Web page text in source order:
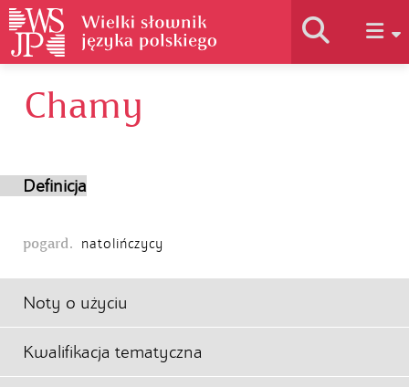
Chamy
Definicja
pogard. natolińczycy
Noty o użyciu
Kwalifikacja tematyczna